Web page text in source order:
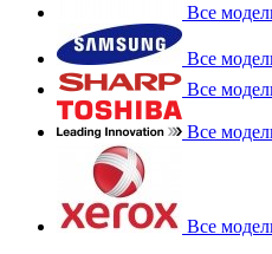
Все
Все
Все
Все
Все